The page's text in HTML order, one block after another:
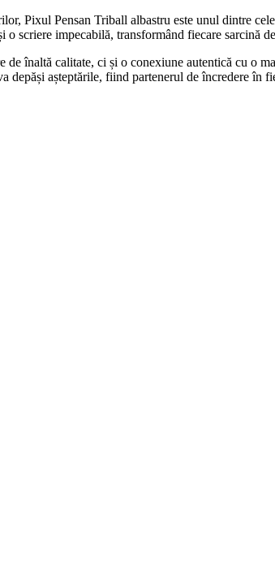
Pixul Pensan Triball albastru este unul dintre
scriere impecabilă, transformând fiecare sarcină
înaltă calitate, ci și o conexiune autentică cu o
așteptările, fiind partenerul de încredere în